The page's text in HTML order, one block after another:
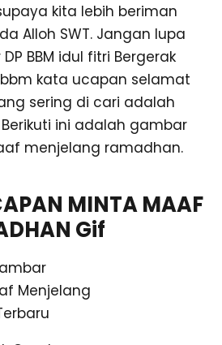
kita lebih beriman
Alloh SWT. Jangan lupa
BBM idul fitri Bergerak
kata ucapan selamat
sering di cari adalah
Berikuti ini adalah gambar
menjelang ramadhan.
MINTA MAAF
Gif